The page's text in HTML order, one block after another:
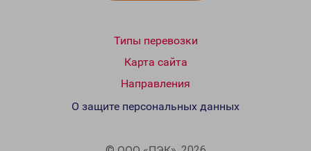
Типы перевозки
Карта сайта
Направления
О защите персональных данных